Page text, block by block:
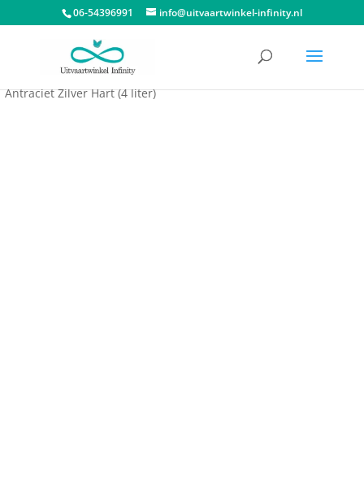
06-54396991 info@uitvaartwinkel-infinity.nl
Urnen/Keramische urnen
Antraciet Zilver Hart (4 liter)